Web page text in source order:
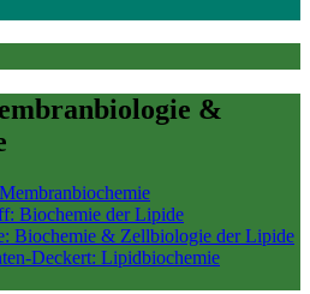
&
Biochemie der Lipide
Biochemie & Zellbiologie der Lipide
Deckert: Lipidbiochemie